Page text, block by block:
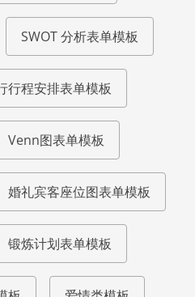
SWOT 分析表单模板
行程安排表单模板
Venn图表单模板
婚礼宾客座位图表单模板
锻炼计划表单模板